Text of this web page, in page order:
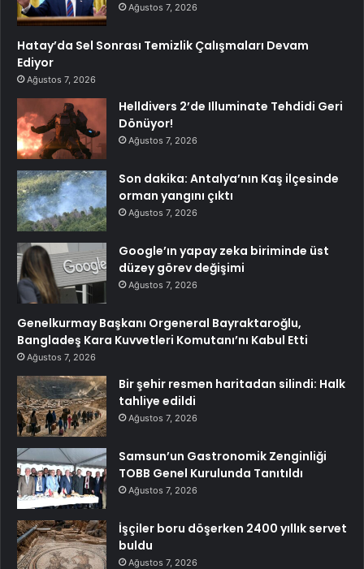
Ağustos 7, 2026
Hatay’da Sel Sonrası Temizlik Çalışmaları Devam
Ediyor
Ağustos 7, 2026
Helldivers 2’de Illuminate Tehdidi Geri
Dönüyor!
Ağustos 7, 2026
Son dakika: Antalya’nın Kaş ilçesinde
orman yangını çıktı
Ağustos 7, 2026
Google’ın yapay zeka biriminde üst
düzey görev değişimi
Ağustos 7, 2026
Genelkurmay Başkanı Orgeneral Bayraktaroğlu,
Bangladeş Kara Kuvvetleri Komutanı’nı Kabul Etti
Ağustos 7, 2026
Bir şehir resmen haritadan silindi: Halk
tahliye edildi
Ağustos 7, 2026
Samsun’un Gastronomik Zenginliği
TOBB Genel Kurulunda Tanıtıldı
Ağustos 7, 2026
İşçiler boru döşerken 2400 yıllık servet
buldu
Ağustos 7, 2026